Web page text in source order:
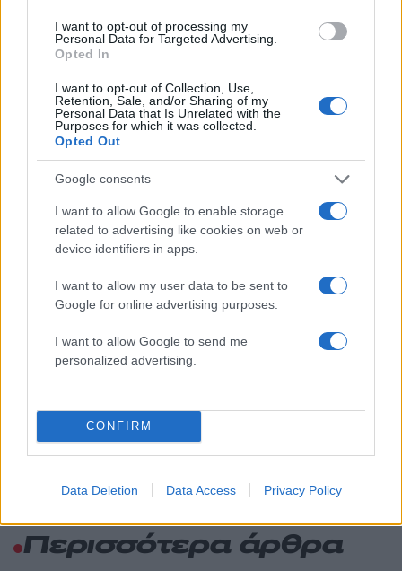
I want to opt-out of processing my
Personal Data for Targeted Advertising.
Opted In
I want to opt-out of Collection, Use,
Retention, Sale, and/or Sharing of my
Personal Data that Is Unrelated with the
Purposes for which it was collected.
Opted Out
Google consents
I want to allow Google to enable storage
related to advertising like cookies on web or
device identifiers in apps.
I want to allow my user data to be sent to
Google for online advertising purposes.
I want to allow Google to send me
personalized advertising.
CONFIRM
Data Deletion Data Access Privacy Policy
Πιο σχολιασμένα
Μητσοτάκης στην υπογραφή συμφωνίας
για την ηλεκτρική διασύνδεση Ελλάδας –
Κύπρου: «Ισχυρή ψήφος εμπιστοσύνης» η
είσοδος της Meridiam στην GSI
121 Canadair 515: Οι πρώτες εικόνες από την
κατασκευή του αεροσκάφους που θα
επιχειρεί και τη νύχτα στα μέτωπα της
Αυγερινός, Μουτσάτσου και ακόμη 20
πρώην στελέχη κατά Καρυστιανού: «Δεν
αποχωρήσαμε για καρέκλες», αιχμές για
«συγκεντρωτικό μοντέλο»
Το πολωμένο μελτέμι που τροφοδότησε
ισχυρότερα επεισόδια των τελευταίων 50
χρόνων»
Ξεκίνησε η αυτοψία στα καμένα σπίτια
Αθλητικά:
Περισσότερα άρθρα